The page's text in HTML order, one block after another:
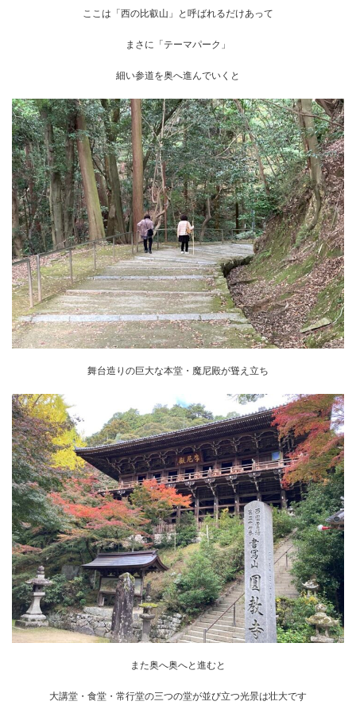
ここは「西の比叡山」と呼ばれるだけあって
まさに「テーマパーク」
細い参道を奥へ進んでいくと
舞台造りの巨大な本堂・魔尼殿が聳え立ち
また奥へ奥へと進むと
大講堂・食堂・常行堂の三つの堂が並び立つ光景は壮大です